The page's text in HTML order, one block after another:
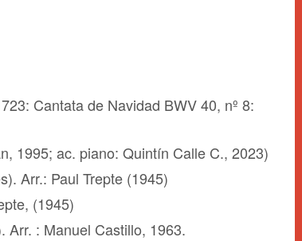
Cantata de Navidad BWV 40, nº 8:
1995; ac. piano: Quintín Calle C., 2023)
Arr.: Paul Trepte (1945)
(1945)
Arr. : Manuel Castillo, 1963.